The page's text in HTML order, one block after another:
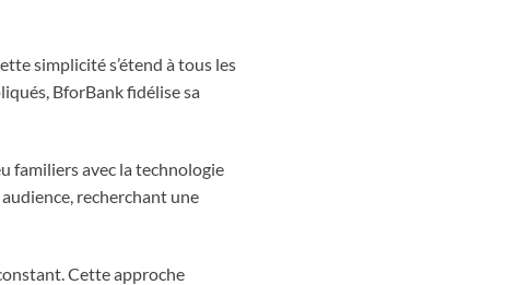
simplicité s’étend à tous les
BforBank fidélise sa
familiers avec la technologie
recherchant une
Cette approche